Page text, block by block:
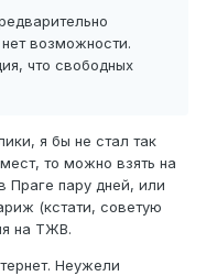
возможности.
что свободных
я бы не стал так
то можно взять на
Праге пару дней, или
(кстати, советую
на ТЖВ.
Неужели